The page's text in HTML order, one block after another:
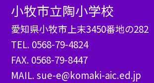
小牧市立陶小学校
愛知県小牧市上末3450番地の282
TEL. 0568-79-4824
FAX. 0568-79-8447
MAIL. sue-e@komaki-aic.ed.jp